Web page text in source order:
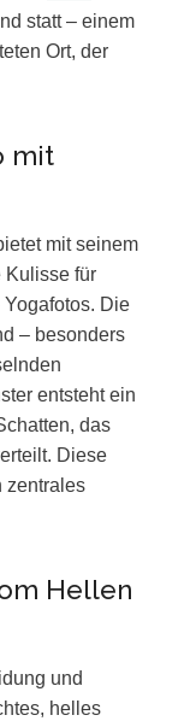
statt – einem
Ort, der
mit
mit seinem
Kulisse für
Die
– besonders
entsteht ein
das
Diese
zentrales
Hellen
und
helles